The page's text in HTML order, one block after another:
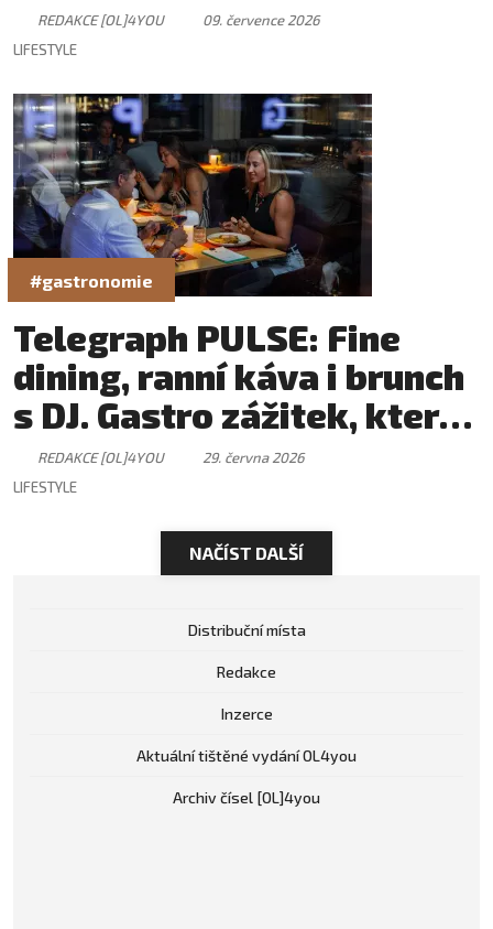
REDAKCE [OL]4YOU
09. července 2026
LIFESTYLE
#gastronomie
Telegraph PULSE: Fine
dining, ranní káva i brunch
s DJ. Gastro zážitek, který
má svůj rytmus
REDAKCE [OL]4YOU
29. června 2026
LIFESTYLE
NAČÍST DALŠÍ
Distribuční místa
Redakce
Inzerce
Aktuální tištěné vydání OL4you
Archiv čísel [OL]4you